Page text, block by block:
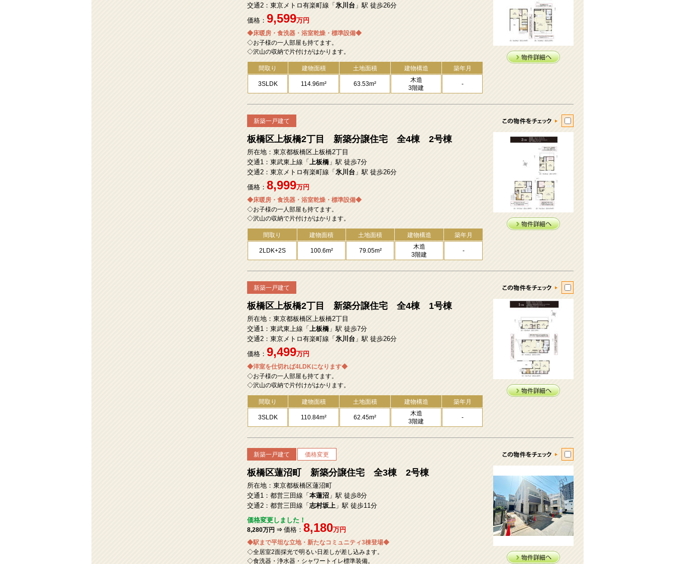
交通2：東京メトロ有楽町線「 氷川台 」駅 徒歩26分
価格： 9,599万円
◆床暖房・食洗器・浴室乾燥・標準設備◆
◇お子様の一人部屋も持てます。
◇沢山の収納で片付けがはかります。
間取り 建物面積 土地面積 建物構造 築年月
3SLDK 114.96m² 63.53m²
木造
3階建
-
新築一戸建て
板橋区上板橋2丁目 新築分譲住宅 全4棟 2号棟
所在地：東京都板橋区上板橋2丁目
交通1：東武東上線「
上板橋 」駅 徒歩7分
交通2：東京メトロ有楽町線「 氷川台 」駅 徒歩26分
価格： 8,999万円
◆床暖房・食洗器・浴室乾燥・標準設備◆
◇お子様の一人部屋も持てます。
◇沢山の収納で片付けがはかります。
間取り 建物面積 土地面積 建物構造 築年月
2LDK+2S 100.6m² 79.05m²
木造
3階建
-
新築一戸建て
板橋区上板橋2丁目 新築分譲住宅 全4棟 1号棟
所在地：東京都板橋区上板橋2丁目
交通1：東武東上線「
上板橋 」駅 徒歩7分
交通2：東京メトロ有楽町線「 氷川台 」駅 徒歩26分
価格： 9,499万円
◆洋室を仕切れば4LDKになります◆
◇お子様の一人部屋も持てます。
◇沢山の収納で片付けがはかります。
間取り 建物面積 土地面積 建物構造 築年月
3SLDK 110.84m² 62.45m²
木造
3階建
-
新築一戸建て 価格変更
板橋区蓮沼町 新築分譲住宅 全3棟 2号棟
所在地：東京都板橋区蓮沼町
交通1：都営三田線「 本蓮沼 」駅 徒歩8分
交通2：都営三田線「 志村坂上 」駅 徒歩11分
価格変更しました！
8,280万円 ⇒ 価格： 8,180万円
◆駅まで平坦な立地・新たなコミュニティ3棟登場◆
◇全居室2面採光で明るい日差しが差し込みます。
◇食洗器・浄水器・シャワートイレ標準装備。